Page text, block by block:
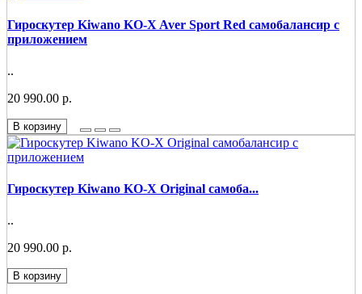
Гироскутер Kiwano KO-X Aver Sport Red самобалансир c
приложением
..
20 990.00 р.
В корзину
Гироскутер Kiwano KO-X Original самоба...
..
20 990.00 р.
В корзину